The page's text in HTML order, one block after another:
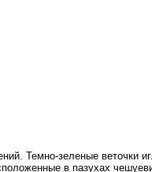
Темно-зеленые веточки
в пазухах